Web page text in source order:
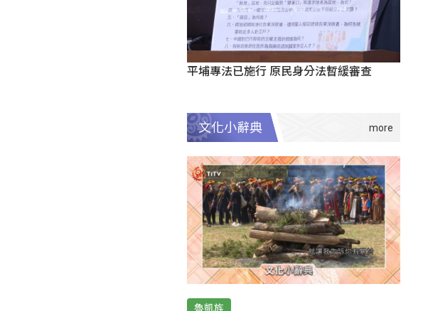
平埔專法已施行 原民身分法暫緩審查
文化小辭典
魯凱族